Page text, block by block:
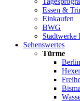
Essen &
Einkaufen
BWG
Stadtwerke
Sehenswertes
Türme